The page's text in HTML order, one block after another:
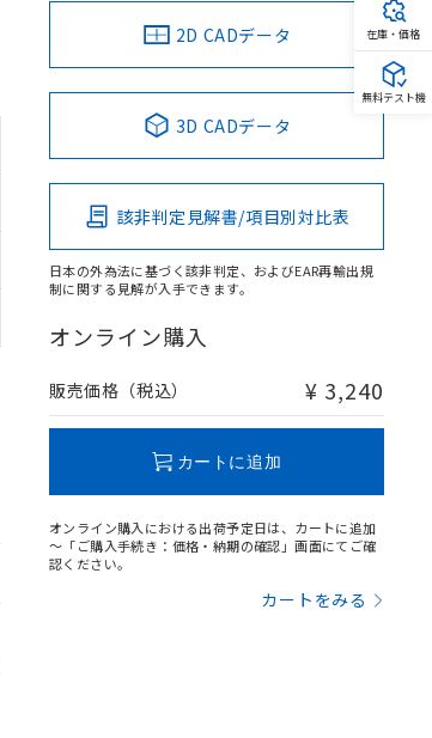
2D CADデータ
3D CADデータ
該非判定見解書/項目別対比表
日本の外為法に基づく該非判定、およびEAR再輸出規
制に関する見解が入手できます。
オンライン購入
販売価格（税込） ¥ 3,240
カートに追加
オンライン購入における出荷予定日は、カートに追加
～「ご購入手続き：価格・納期の確認」画面にてご確
認ください。
カートをみる
在庫・価格
無料テスト機